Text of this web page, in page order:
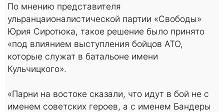
По мнению представителя
ульранцаионалистической партии «Свободы»
Юрия Сиротюка, такое решение было принято
«под влиянием выступления бойцов АТО,
которые служат в батальоне имени
Кульчицкого».
«Парни на востоке сказали, что идут в бой не с
именем советских героев, а с именем Бандеры